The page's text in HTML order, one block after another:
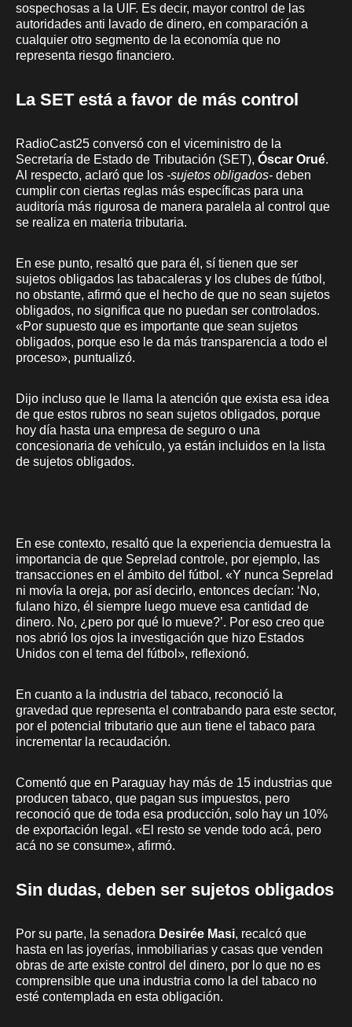
sospechosas a la UIF. Es decir, mayor control de las
autoridades anti lavado de dinero, en comparación a
cualquier otro segmento de la economía que no
representa riesgo financiero.
La SET está a favor de más control
RadioCast25 conversó con el viceministro de la
Secretaría de Estado de Tributación (SET), Óscar Orué.
Al respecto, aclaró que los -sujetos obligados- deben
cumplir con ciertas reglas más específicas para una
auditoría más rigurosa de manera paralela al control que
se realiza en materia tributaria.
En ese punto, resaltó que para él, sí tienen que ser
sujetos obligados las tabacaleras y los clubes de fútbol,
no obstante, afirmó que el hecho de que no sean sujetos
obligados, no significa que no puedan ser controlados.
«Por supuesto que es importante que sean sujetos
obligados, porque eso le da más transparencia a todo el
proceso», puntualizó.
Dijo incluso que le llama la atención que exista esa idea
de que estos rubros no sean sujetos obligados, porque
hoy día hasta una empresa de seguro o una
concesionaria de vehículo, ya están incluidos en la lista
de sujetos obligados.
En ese contexto, resaltó que la experiencia demuestra la
importancia de que Seprelad controle, por ejemplo, las
transacciones en el ámbito del fútbol. «Y nunca Seprelad
ni movía la oreja, por así decirlo, entonces decían: ‘No,
fulano hizo, él siempre luego mueve esa cantidad de
dinero. No, ¿pero por qué lo mueve?’. Por eso creo que
nos abrió los ojos la investigación que hizo Estados
Unidos con el tema del fútbol», reflexionó.
En cuanto a la industria del tabaco, reconoció la
gravedad que representa el contrabando para este sector,
por el potencial tributario que aun tiene el tabaco para
incrementar la recaudación.
Comentó que en Paraguay hay más de 15 industrias que
producen tabaco, que pagan sus impuestos, pero
reconoció que de toda esa producción, solo hay un 10%
de exportación legal. «El resto se vende todo acá, pero
acá no se consume», afirmó.
Sin dudas, deben ser sujetos obligados
Por su parte, la senadora Desirée Masi, recalcó que
hasta en las joyerías, inmobiliarias y casas que venden
obras de arte existe control del dinero, por lo que no es
comprensible que una industria como la del tabaco no
esté contemplada en esta obligación.